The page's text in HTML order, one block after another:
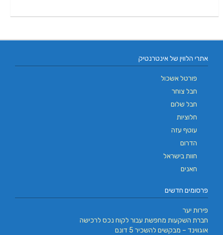
אתרי הלווין של אינטרנטיק
פורטל אשכול
חבל צוחר
חבל שלום
חלוציות
עוטף עזה
הדרום
חוות בישראל
חאנים
פרסומים חדשים
פירות יער
חברת השקעות מחפשת עבור לקוח נכס לרכישה
אוגווינד – מבקשים להשכיר 5 דונם